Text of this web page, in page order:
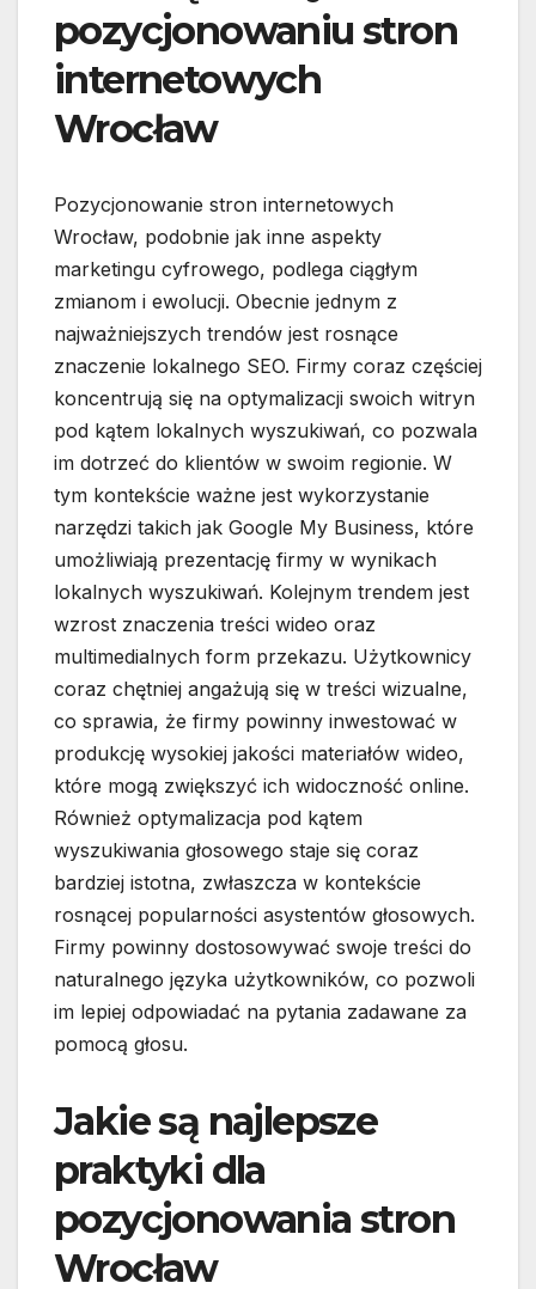
pozycjonowaniu stron
internetowych
Wrocław
Pozycjonowanie stron internetowych
Wrocław, podobnie jak inne aspekty
marketingu cyfrowego, podlega ciągłym
zmianom i ewolucji. Obecnie jednym z
najważniejszych trendów jest rosnące
znaczenie lokalnego SEO. Firmy coraz częściej
koncentrują się na optymalizacji swoich witryn
pod kątem lokalnych wyszukiwań, co pozwala
im dotrzeć do klientów w swoim regionie. W
tym kontekście ważne jest wykorzystanie
narzędzi takich jak Google My Business, które
umożliwiają prezentację firmy w wynikach
lokalnych wyszukiwań. Kolejnym trendem jest
wzrost znaczenia treści wideo oraz
multimedialnych form przekazu. Użytkownicy
coraz chętniej angażują się w treści wizualne,
co sprawia, że firmy powinny inwestować w
produkcję wysokiej jakości materiałów wideo,
które mogą zwiększyć ich widoczność online.
Również optymalizacja pod kątem
wyszukiwania głosowego staje się coraz
bardziej istotna, zwłaszcza w kontekście
rosnącej popularności asystentów głosowych.
Firmy powinny dostosowywać swoje treści do
naturalnego języka użytkowników, co pozwoli
im lepiej odpowiadać na pytania zadawane za
pomocą głosu.
Jakie są najlepsze
praktyki dla
pozycjonowania stron
Wrocław